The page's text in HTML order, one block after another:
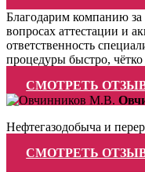
Благодарим компанию за
вопросах аттестации и
ответственность
процедуры быстро,
СМОТРЕТЬ
Нефтегазодобыча и
СМОТРЕТЬ